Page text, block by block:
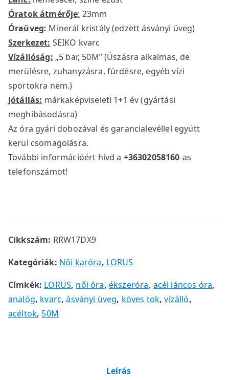
Óratok átmérője: 23mm
Óraüveg: Minerál kristály (edzett ásványi üveg)
Szerkezet: SEIKO kvarc
Vízállóság: „5 bar, 50M” (Úszásra alkalmas, de
merülésre, zuhanyzásra, fürdésre, egyéb vízi
sportokra nem.)
Jótállás: márkaképviseleti 1+1 év (gyártási
meghibásodásra)
Az óra gyári dobozával és garancialevéllel együtt
kerül csomagolásra.
További információért hívd a +36302058160-as
telefonszámot!
Cikkszám: RRW17DX9
Kategóriák: Női karóra, LORUS
Címkék: LORUS, női óra, ékszeróra, acél láncos óra,
analóg, kvarc,ásványi üveg, köves tok,vízálló,
acéltok, 50M
Leírás